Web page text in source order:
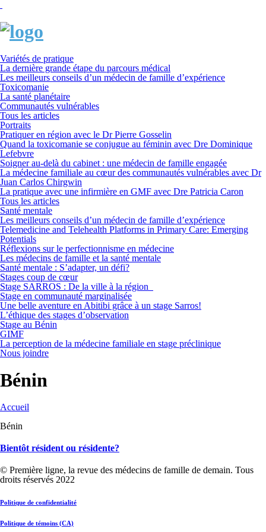
Variétés de pratique
La dernière grande étape du parcours médical
Les meilleurs conseils d’un médecin de famille d’expérience
Toxicomanie
La santé planétaire
Communautés vulnérables
Tous les articles
Portraits
Pratiquer en région avec le Dr Pierre Gosselin
Quand la toxicomanie se conjugue au féminin avec Dre Dominique
Lefebvre
Soigner au-delà du cabinet : une médecin de famille engagée
La médecine familiale au cœur des communautés vulnérables avec Dr
Juan Carlos Chirgwin
La pratique avec une infirmière en GMF avec Dre Patricia Caron
Tous les articles
Santé mentale
Les meilleurs conseils d’un médecin de famille d’expérience
Telemedicine and Telehealth Platforms in Primary Care: Emerging
Potentials
Réflexions sur le perfectionnisme en médecine
Les médecins de famille et la santé mentale
Santé mentale : S’adapter, un défi?
Stages coup de cœur
Stage SARROS : De la ville à la région
Stage en communauté marginalisée
Une belle aventure en Abitibi grâce à un stage Sarros!
L’éthique des stages d’observation
Stage au Bénin
GIMF
La perception de la médecine familiale en stage préclinique
Nous joindre
Bénin
Accueil
Bénin
Bientôt résident ou résidente?
© Première ligne, la revue des médecins de famille de demain. Tous
droits réservés 2022
Politique de confidentialité
Politique de témoins (CA)